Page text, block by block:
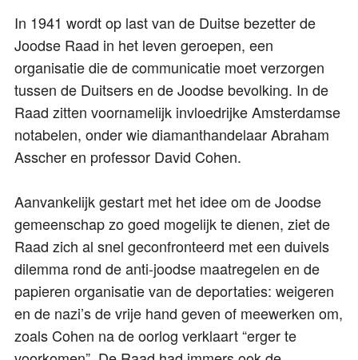
In 1941 wordt op last van de Duitse bezetter de
Joodse Raad in het leven geroepen, een
organisatie die de communicatie moet verzorgen
tussen de Duitsers en de Joodse bevolking. In de
Raad zitten voornamelijk invloedrijke Amsterdamse
notabelen, onder wie diamanthandelaar Abraham
Asscher en professor David Cohen.
Aanvankelijk gestart met het idee om de Joodse
gemeenschap zo goed mogelijk te dienen, ziet de
Raad zich al snel geconfronteerd met een duivels
dilemma rond de anti-joodse maatregelen en de
papieren organisatie van de deportaties: weigeren
en de nazi’s de vrije hand geven of meewerken om,
zoals Cohen na de oorlog verklaart “erger te